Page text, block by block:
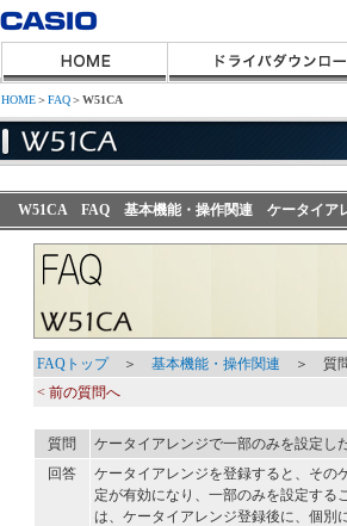
HOME＞FAQ＞W51CA
W51CA FAQ 基本機能・操作関連 ケータイアレ
FAQトップ＞ 基本機能・操作関連 ＞ 質
< 前の質問へ
質問
ケータイアレンジで一部のみを設定し
回答
ケータイアレンジを登録すると、その
定が有効になり、一部のみを設定する
は、ケータイアレンジ登録後に、個別